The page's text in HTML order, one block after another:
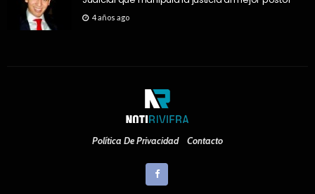
4 años ago
Política De Privacidad Contacto